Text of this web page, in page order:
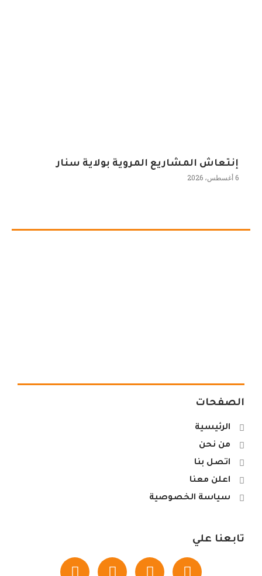
إنتعاش المشاريع المروية بولاية سنار
6 أغسطس، 2026
الصفحات
الرئيسية
من نحن
اتصل بنا
اعلن معنا
سياسة الخصوصية
تابعنا علي